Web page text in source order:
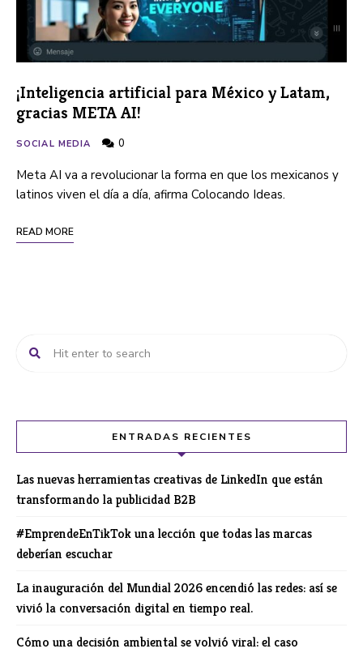
¡Inteligencia artificial para México y Latam,
gracias META AI!
SOCIAL MEDIA 0
Meta AI va a revolucionar la forma en que los mexicanos y
latinos viven el día a día, afirma Colocando Ideas.
READ MORE
ENTRADAS RECIENTES
Las nuevas herramientas creativas de LinkedIn que están
transformando la publicidad B2B
#EmprendeEnTikTok una lección que todas las marcas
deberían escuchar
La inauguración del Mundial 2026 encendió las redes: así se
vivió la conversación digital en tiempo real.
Cómo una decisión ambiental se volvió viral: el caso